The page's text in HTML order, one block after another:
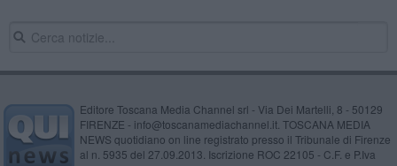
Editore Toscana Media Channel srl - Via Dei Martelli, 8 - 50129
FIRENZE - info@toscanamediachannel.it. TOSCANA MEDIA
NEWS quotidiano on line registrato presso il Tribunale di Firenze
al n. 5935 del 27.09.2013. Iscrizione ROC 22105 - C.F. e P.Iva